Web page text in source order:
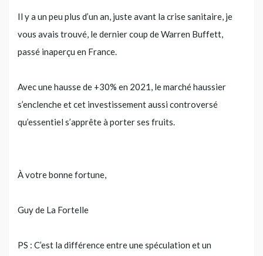
Il y a un peu plus d’un an, juste avant la crise sanitaire, je
vous avais trouvé, le dernier coup de Warren Buffett,
passé inaperçu en France.
Avec une hausse de +30% en 2021, le marché haussier
s’enclenche et cet investissement aussi controversé
qu’essentiel s’apprête à porter ses fruits.
À votre bonne fortune,
Guy de La Fortelle
PS : C’est la différence entre une spéculation et un